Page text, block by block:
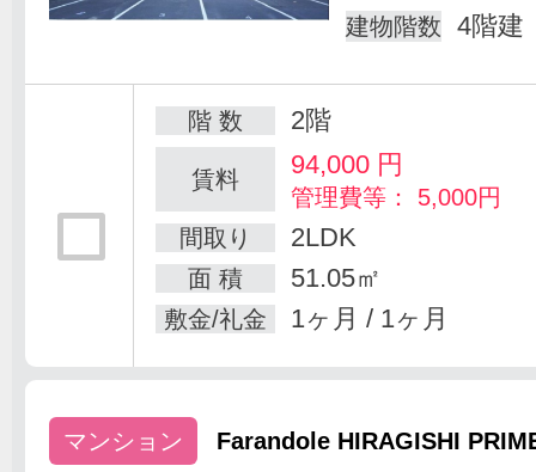
建物階数 4階建
階 数 2階
賃料 94,000円
管理費等： 5,000円
間取り
2LDK
面 積 51.05㎡
敷金/礼金 1ヶ月 / 1ヶ月
マンション Farandole HIRAGISHI